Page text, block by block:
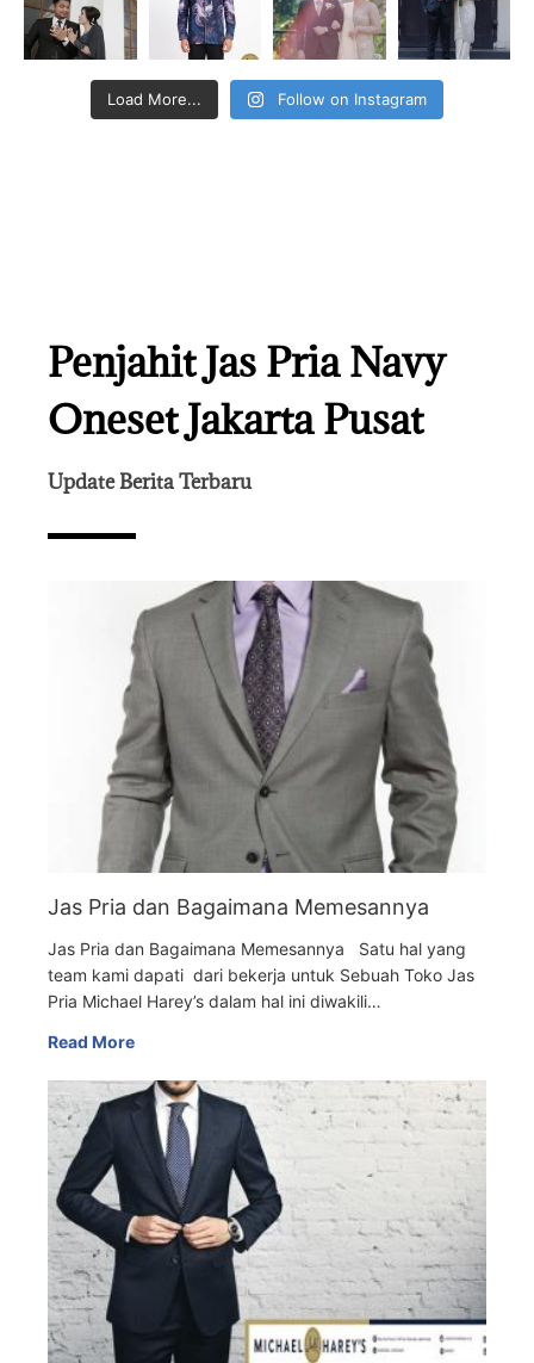
Load More... Follow on Instagram
Penjahit Jas Pria Navy
Oneset Jakarta Pusat
Update Berita Terbaru
Jas Pria dan Bagaimana Memesannya
Jas Pria dan Bagaimana Memesannya Satu hal yang
team kami dapati dari bekerja untuk Sebuah Toko Jas
Pria Michael Harey’s dalam hal ini diwakili…
Read More